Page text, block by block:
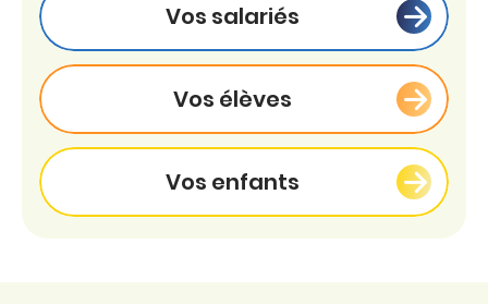
Vos salariés
Vos élèves
Vos enfants